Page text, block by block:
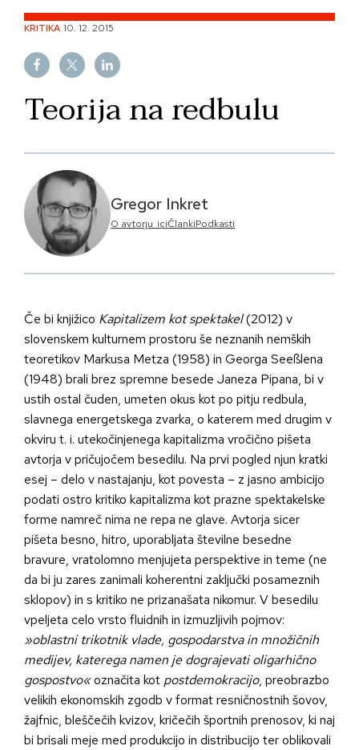
content
KRITIKA 10. 12. 2015
Teorija na redbulu
Gregor Inkret
O avtorju_iciČlankiPodkasti
Če bi knjižico Kapitalizem kot spektakel(2012) v
slovenskem kulturnem prostoru še neznanih nemških
teoretikov Markusa Metza (1958) in Georga Seeßlena
(1948) brali brez spremne besede Janeza Pipana, bi v
ustih ostal čuden, umeten okus kot po pitju redbula,
slavnega energetskega zvarka, o katerem med drugim v
okviru t. i. utekočinjenega kapitalizma vročično pišeta
avtorja v pričujočem besedilu. Na prvi pogled njun kratki
esej – delo v nastajanju, kot povesta – z jasno ambicijo
podati ostro kritiko kapitalizma kot prazne spektakelske
forme namreč nima ne repa ne glave. Avtorja sicer
pišeta besno, hitro, uporabljata številne besedne
bravure, vratolomno menjujeta perspektive in teme (ne
da bi ju zares zanimali koherentni zaključki posameznih
sklopov) in s kritiko ne prizanašata nikomur. V besedilu
vpeljeta celo vrsto fluidnih in izmuzljivih pojmov:
»oblastni trikotnik vlade, gospodarstva in množičnih
medijev, katerega namen je dograjevati oligarhično
gospostvo«označita kot postdemokracijo, preobrazbo
velikih ekonomskih zgodb v format resničnostnih šovov,
žajfnic, bleščečih kvizov, kričečih športnih prenosov, ki naj
bi brisali meje med produkcijo in distribucijo ter oblikovali